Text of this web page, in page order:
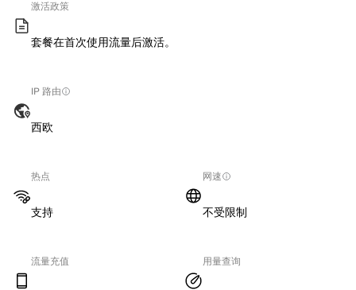
激活政策
套餐在首次使用流量后激活。
IP 路由
西欧
热点
支持
网速
不受限制
流量充值 用量查询